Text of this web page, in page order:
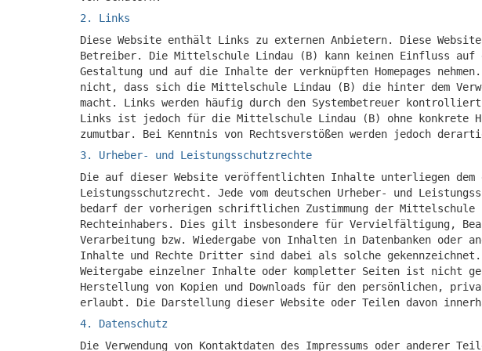
2. Links
Diese Website enthält Links zu externen Anbietern. Diese
Betreiber. Die Mittelschule Lindau (B) kann keinen Einfluss auf
Gestaltung und auf die Inhalte der verknüpften Homepages
nicht, dass sich die Mittelschule Lindau (B) die hinter dem
macht. Links werden häufig durch den Systembetreuer
Links ist jedoch für die Mittelschule Lindau (B) ohne konkrete
zumutbar. Bei Kenntnis von Rechtsverstößen werden jedoch
3. Urheber- und Leistungsschutzrechte
Die auf dieser Website veröffentlichten Inhalte unterliegen dem
Leistungsschutzrecht. Jede vom deutschen Urheber- und
bedarf der vorherigen schriftlichen Zustimmung der
Rechteinhabers. Dies gilt insbesondere für Vervielfältigung,
Verarbeitung bzw. Wiedergabe von Inhalten in Datenbanken oder
Inhalte und Rechte Dritter sind dabei als solche
Weitergabe einzelner Inhalte oder kompletter Seiten ist nicht
Herstellung von Kopien und Downloads für den persönlichen,
erlaubt. Die Darstellung dieser Website oder Teilen davon
4. Datenschutz
Die Verwendung von Kontaktdaten des Impressums oder anderer